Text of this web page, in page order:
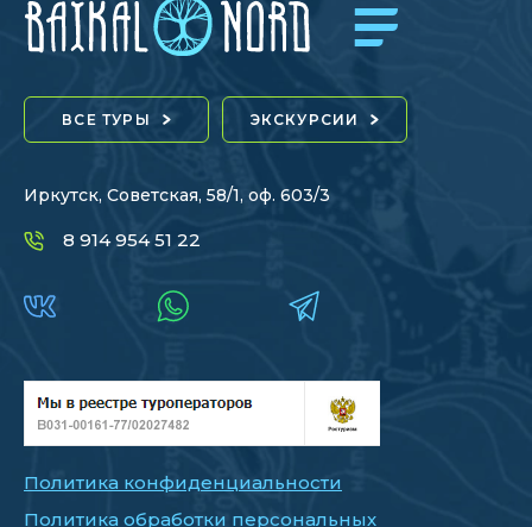
ВСЕ ТУРЫ ЭКСКУРСИИ
Иркутск, Советская, 58/1, оф. 603/3
8 914 954 51 22
Политика конфиденциальности
Политика обработки персональных